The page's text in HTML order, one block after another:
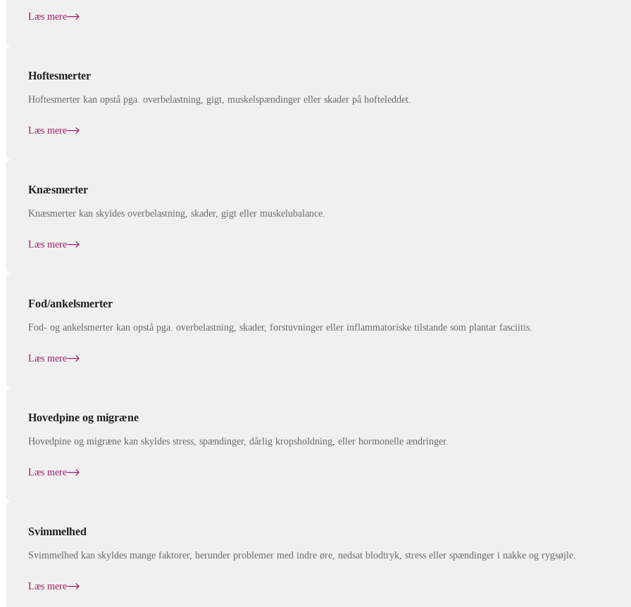
Læs mere
Hoftesmerter
Hoftesmerter kan opstå pga. overbelastning, gigt, muskelspændinger eller skader på hofteleddet.
Læs mere
Knæsmerter
Knæsmerter kan skyldes overbelastning, skader, gigt eller muskelubalance.
Læs mere
Fod/ankelsmerter
Fod- og ankelsmerter kan opstå pga. overbelastning, skader, forstuvninger eller inflammatoriske tilstande som plantar fasciitis.
Læs mere
Hovedpine og migræne
Hovedpine og migræne kan skyldes stress, spændinger, dårlig kropsholdning, eller hormonelle ændringer.
Læs mere
Svimmelhed
Svimmelhed kan skyldes mange faktorer, herunder problemer med indre øre, nedsat blodtryk, stress eller spændinger i nakke og rygsøjle.
Læs mere